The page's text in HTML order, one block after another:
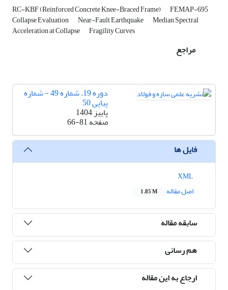
RC-KBF (Reinforced Concrete Knee-Braced Frame) FEMAP-695
Collapse Evaluation Near-Fault Earthquake Median Spectral
Acceleration at Collapse Fragility Curves
مراجع
دوره 19، شماره 49 - شماره
پیاپی 50
پاییز 1404
صفحه66-81
فایل ها
اصل مقاله
1.85 M
سابقه مقاله
هم رسانی
ارجاع به این مقاله